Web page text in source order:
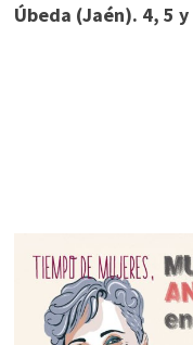
Úbeda (Jaén). 4, 5